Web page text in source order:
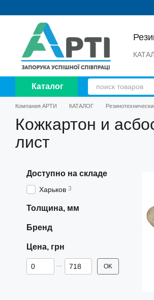
Каталог
Компания АРТИ КАТАЛОГ
Кожкартон и
лист
Доступно на складе
Харьков 3
Толщина, мм
Бренд
Цена, грн
От Цена, грн
До Цена, грн OK